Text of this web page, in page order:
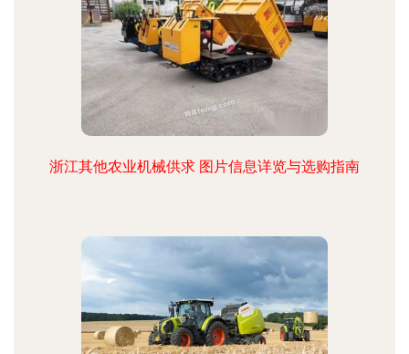
浙江其他农业机械供求 图片信息详览与选购指南